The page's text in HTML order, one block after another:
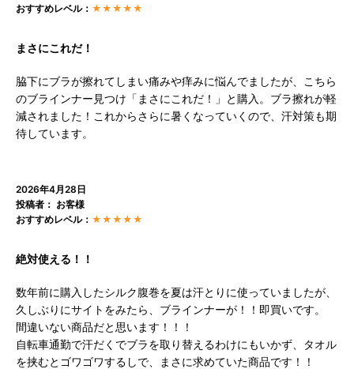
おすすめレベル： ★★★★★
まさにこれだ！
脇下にブラが擦れてしまい痛みや痒みに悩んでましたが、こちら
のブラインナー見つけ「まさにこれだ！」と購入。ブラ擦れが軽
減されました！これからさらに暑くなっていくので、汗対策も期
待しています。
2026年4月28日
投稿者： お客様
おすすめレベル： ★★★★★
絶対使える！！
数年前に購入したシルク腹巻を夏は汗とりに使っていましたが、
久しぶりにサイトをみたら、ブラインナーが！！即買いです。
間違いない商品だと思います！！！
自転車通勤で汗だくでブラを取り替えるわけにもいかず、タオル
を挟むとゴワゴワするしで、まさに求めていた商品です！！